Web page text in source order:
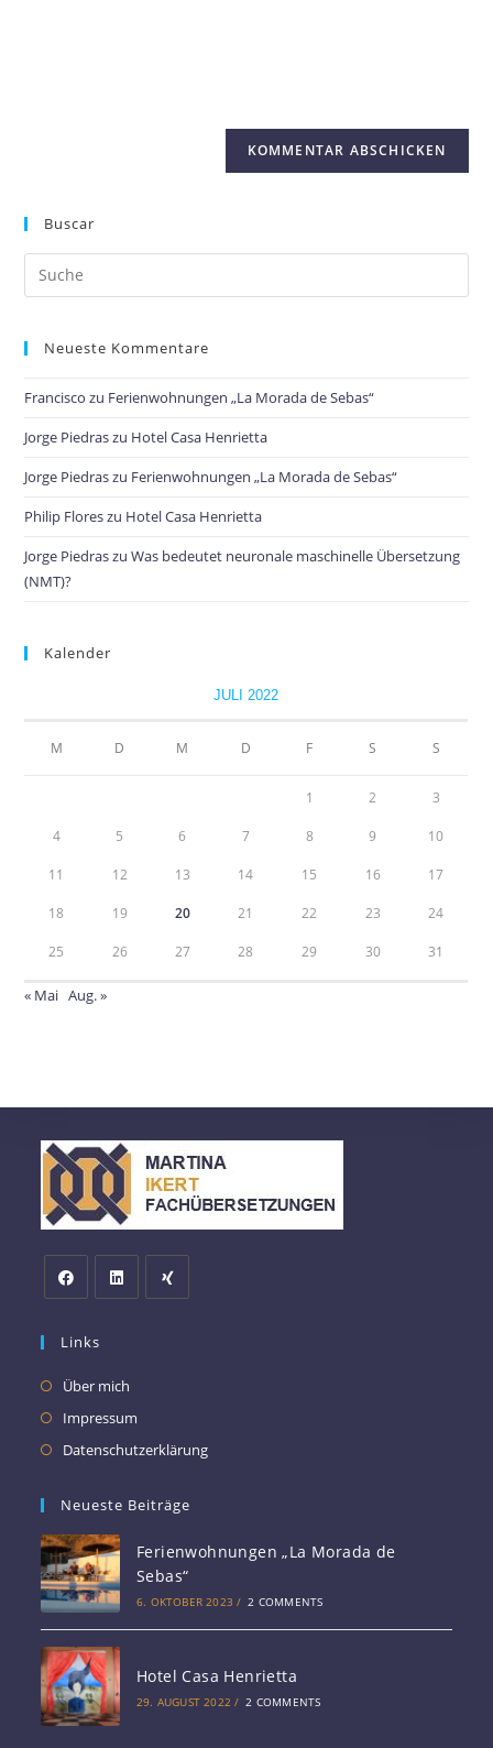
Buscar
Neueste Kommentare
Francisco zu Ferienwohnungen „La Morada de Sebas“
Jorge Piedraszu Hotel Casa Henrietta
Jorge Piedraszu Ferienwohnungen „La Morada de Sebas“
Philip Floreszu Hotel Casa Henrietta
Jorge PiedraszuWas bedeutet neuronale maschinelle Übersetzung
(NMT)?
Kalender
JULI 2022
M D M D F S S
1 2 3
4 5 6 7 8 9 10
11 12 13 14 15 16 17
18 19 20 21 22 23 24
25 26 27 28 29 30 31
« Mai Aug. »
Links
Über mich
Impressum
Datenschutzerklärung
Neueste Beiträge
Ferienwohnungen „La Morada de
Sebas“
6. OKTOBER 2023 / 2 COMMENTS
Hotel Casa Henrietta
29. AUGUST 2022 / 2 COMMENTS